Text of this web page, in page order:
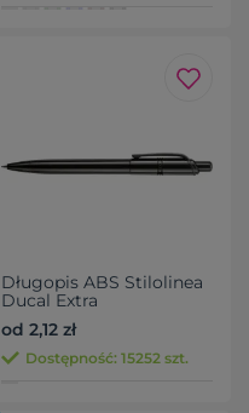
Długopis ABS Stilolinea
Ducal Extra
od 2,12 zł
Dostępność: 15252 szt.